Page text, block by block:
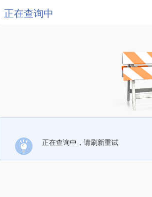
正在查询中
正在查询中，请刷新重试